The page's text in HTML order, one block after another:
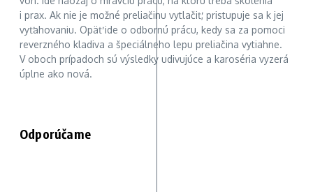
i prax. Ak nie je možné preliačinu vytlačiť, pristupuje sa k jej
vyťahovaniu. Opäť ide o odbornú prácu, kedy sa za pomoci
reverzného kladiva a špeciálneho lepu preliačina vytiahne.
V oboch prípadoch sú výsledky udivujúce a karoséria vyzerá
úplne ako nová.
Odporúčame